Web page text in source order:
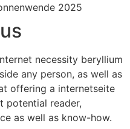
2025
necessity beryllium
any person, as well as
offering a internetseite
potential reader,
as well as know-how.